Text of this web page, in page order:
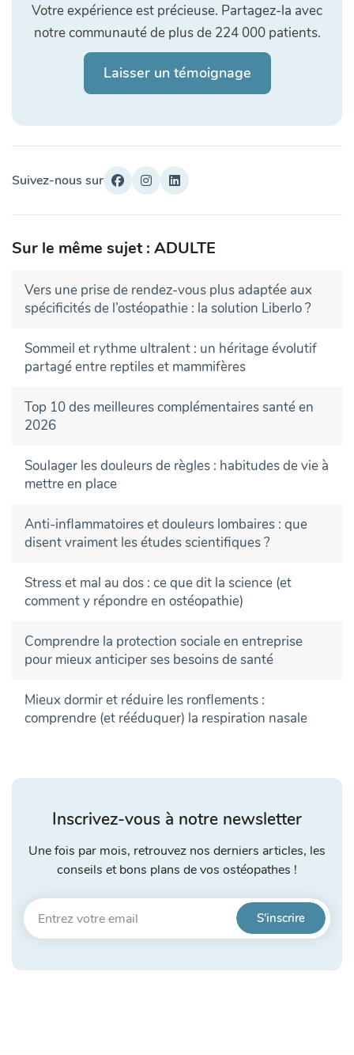
Votre expérience est précieuse. Partagez-la avec
notre communauté de plus de 224 000 patients.
Laisser un témoignage
Suivez-nous sur
Sur le même sujet : ADULTE
Vers une prise de rendez-vous plus adaptée aux
spécificités de l’ostéopathie : la solution Liberlo ?
Sommeil et rythme ultralent : un héritage évolutif
partagé entre reptiles et mammifères
Top 10 des meilleures complémentaires santé en
2026
Soulager les douleurs de règles : habitudes de vie à
mettre en place
Anti-inflammatoires et douleurs lombaires : que
disent vraiment les études scientifiques ?
Stress et mal au dos : ce que dit la science (et
comment y répondre en ostéopathie)
Comprendre la protection sociale en entreprise
pour mieux anticiper ses besoins de santé
Mieux dormir et réduire les ronflements :
comprendre (et rééduquer) la respiration nasale
Inscrivez-vous à notre newsletter
Une fois par mois, retrouvez nos derniers articles, les
conseils et bons plans de vos ostéopathes !